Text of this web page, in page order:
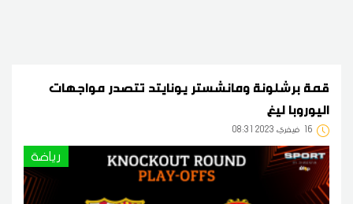
قمة برشلونة ومانشستر يونايتد تتصدر مواجهات
اليوروبا ليغ
16 08:31 2023 فيفري
رياضة